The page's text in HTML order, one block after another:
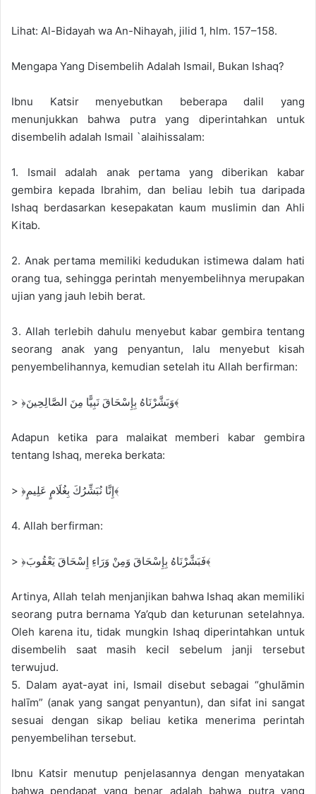
Lihat: Al-Bidayah wa An-Nihayah, jilid 1, hlm. 157–158.
Mengapa Yang Disembelih Adalah Ismail, Bukan Ishaq?
Ibnu Katsir menyebutkan beberapa dalil yang
menunjukkan bahwa putra yang diperintahkan untuk
disembelih adalah Ismail `alaihissalam:
1. Ismail adalah anak pertama yang diberikan kabar
gembira kepada Ibrahim, dan beliau lebih tua daripada
Ishaq berdasarkan kesepakatan kaum muslimin dan Ahli
Kitab.
2. Anak pertama memiliki kedudukan istimewa dalam hati
orang tua, sehingga perintah menyembelihnya merupakan
ujian yang jauh lebih berat.
3. Allah terlebih dahulu menyebut kabar gembira tentang
seorang anak yang penyantun, lalu menyebut kisah
penyembelihannya, kemudian setelah itu Allah berfirman:
> ﴿وَبَشَّرْنَاهُ بِإِسْحَاقَ نَبِيًّا مِنَ الصَّالِحِينَ﴾
Adapun ketika para malaikat memberi kabar gembira
tentang Ishaq, mereka berkata:
> ﴿إِنَّا نُبَشِّرُكَ بِغُلَامٍ عَلِيمٍ﴾
4. Allah berfirman:
> ﴿فَبَشَّرْنَاهُ بِإِسْحَاقَ وَمِنْ وَرَاءِ إِسْحَاقَ يَعْقُوبَ﴾
Artinya, Allah telah menjanjikan bahwa Ishaq akan memiliki
seorang putra bernama Ya’qub dan keturunan setelahnya.
Oleh karena itu, tidak mungkin Ishaq diperintahkan untuk
disembelih saat masih kecil sebelum janji tersebut
terwujud.
5. Dalam ayat-ayat ini, Ismail disebut sebagai “ghulāmin
halīm” (anak yang sangat penyantun), dan sifat ini sangat
sesuai dengan sikap beliau ketika menerima perintah
penyembelihan tersebut.
Ibnu Katsir menutup penjelasannya dengan menyatakan
bahwa pendapat yang benar adalah bahwa putra yang